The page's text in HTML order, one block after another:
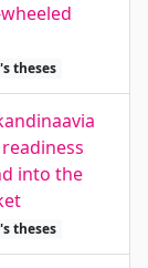
theses
into the
theses